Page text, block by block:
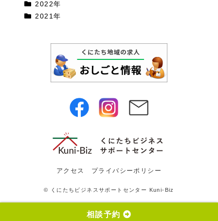
2022年
2021年
アクセス プライバシーポリシー
© くにたちビジネスサポートセンター Kuni-Biz
相談予約